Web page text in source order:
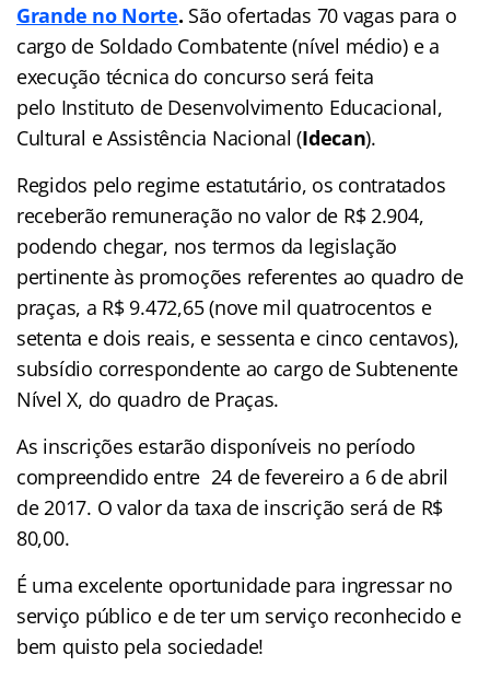
Grande no Norte. São ofertadas 70 vagas para o
cargo de Soldado Combatente (nível médio) e a
execução técnica do concurso será feita
pelo Instituto de Desenvolvimento Educacional,
Cultural e Assistência Nacional (Idecan).
Regidos pelo regime estatutário, os contratados
receberão remuneração no valor de R$ 2.904,
podendo chegar, nos termos da legislação
pertinente às promoções referentes ao quadro de
praças, a R$ 9.472,65 (nove mil quatrocentos e
setenta e dois reais, e sessenta e cinco centavos),
subsídio correspondente ao cargo de Subtenente
Nível X, do quadro de Praças.
As inscrições estarão disponíveis no período
compreendido entre 24 de fevereiro a 6 de abril
de 2017. O valor da taxa de inscrição será de R$
80,00.
É uma excelente oportunidade para ingressar no
serviço público e de ter um serviço reconhecido e
bem quisto pela sociedade!